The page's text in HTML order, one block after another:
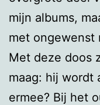
mijn albums,
met ongewenst
Met deze doos
maag: hij wordt
ermee? Bij het